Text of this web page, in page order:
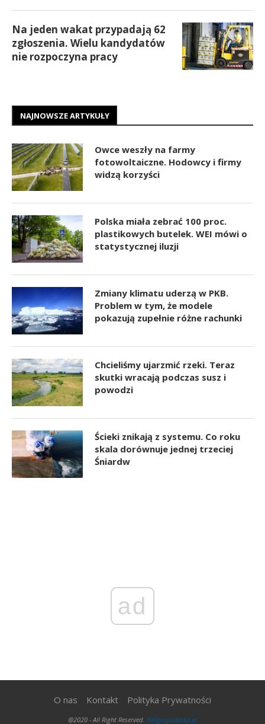
Na jeden wakat przypadają 62
zgłoszenia. Wielu kandydatów
nie rozpoczyna pracy
NAJNOWSZE ARTYKUŁY
Owce weszły na farmy
fotowoltaiczne. Hodowcy i firmy
widzą korzyści
Polska miała zebrać 100 proc.
plastikowych butelek. WEI mówi o
statystycznej iluzji
Zmiany klimatu uderzą w PKB.
Problem w tym, że modele
pokazują zupełnie różne rachunki
Chcieliśmy ujarzmić rzeki. Teraz
skutki wracają podczas susz i
powodzi
Ścieki znikają z systemu. Co roku
skala dorównuje jednej trzeciej
Śniardw
ad
O nas Kontakt Polityka Prywatności
@2020 - All Right Reserved. 300gospodarka.pl